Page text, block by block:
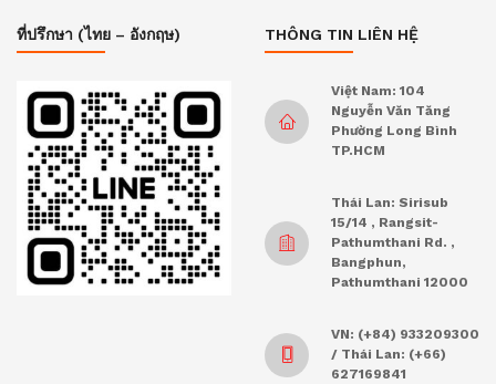
ที่ปรึกษา (ไทย – อังกฤษ) THÔNG TIN LIÊN HỆ
Việt Nam: 104
Nguyễn Văn Tăng
Phường Long Bình
TP.HCM
Thái Lan: Sirisub
15/14 , Rangsit-
Pathumthani Rd. ,
Bangphun,
Pathumthani 12000
VN: (+84) 933209300
/ Thái Lan: (+66)
627169841